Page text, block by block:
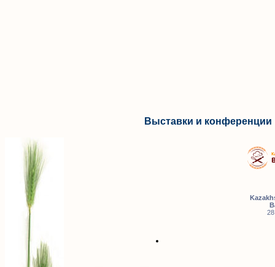
Выставки и конференции